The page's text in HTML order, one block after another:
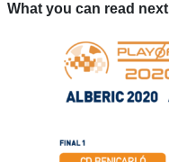
What you can read next